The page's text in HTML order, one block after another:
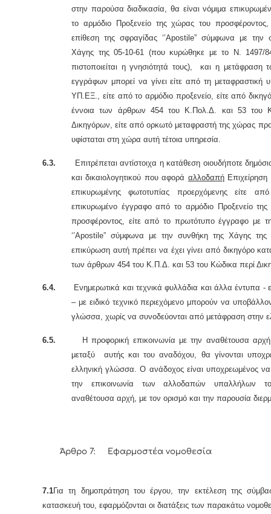
στην παρούσα διαδικασία, θα είναι νόμιμα
το αρμόδιο Προξενείο της χώρας του προσφέροντος,
επίθεση της σφραγίδας ‘’Apostile” σύμφωνα με την
Χάγης της 05-10-61 (που κυρώθηκε με το Ν. 1497/
πιστοποιείται η γνησιότητά τους), και η μετάφραση
εγγράφων μπορεί να γίνει είτε από τη μεταφραστική
ΥΠ.ΕΞ., είτε από το αρμόδιο προξενείο, είτε από
έννοια των άρθρων 454 του Κ.Πολ.Δ. και 53 του
Δικηγόρων, είτε από ορκωτό μεταφραστή της χώρας
υφίσταται στη χώρα αυτή τέτοια υπηρεσία.
6.3. Επιτρέπεται αντίστοιχα η κατάθεση οιουδήποτε
και δικαιολογητικού που αφορά αλλοδαπήΕπιχείρηση
επικυρωμένης φωτοτυπίας προερχόμενης είτε
επικυρωμένο έγγραφο από το αρμόδιο Προξενείο
προσφέροντος, είτε από το πρωτότυπο έγγραφο με
‘’Apostile” σύμφωνα με την συνθήκη της Χάγης
επικύρωση αυτή πρέπει να έχει γίνει από δικηγόρο
των άρθρων 454 του Κ.Π.Δ. και 53 του Κώδικα περί
6.4. Ενημερωτικά και τεχνικά φυλλάδια και άλλα έντυπα -
– με ειδικό τεχνικό περιεχόμενο μπορούν να
γλώσσα, χωρίς να συνοδεύονται από μετάφραση στην
6.5. Η προφορική επικοινωνία με την αναθέτουσα
μεταξύ αυτής και του αναδόχου, θα γίνονται
ελληνική γλώσσα. Ο ανάδοχος είναι υποχρεωμένος να
την επικοινωνία των αλλοδαπών υπαλλήλων
αναθέτουσα αρχή, με τον ορισμό και την παρουσία
Άρθρο 7: Εφαρμοστέα νομοθεσία
7.1Για τη δημοπράτηση του έργου, την εκτέλεση της
κατασκευή του, εφαρμόζονται οι διατάξεις των παρακάτω